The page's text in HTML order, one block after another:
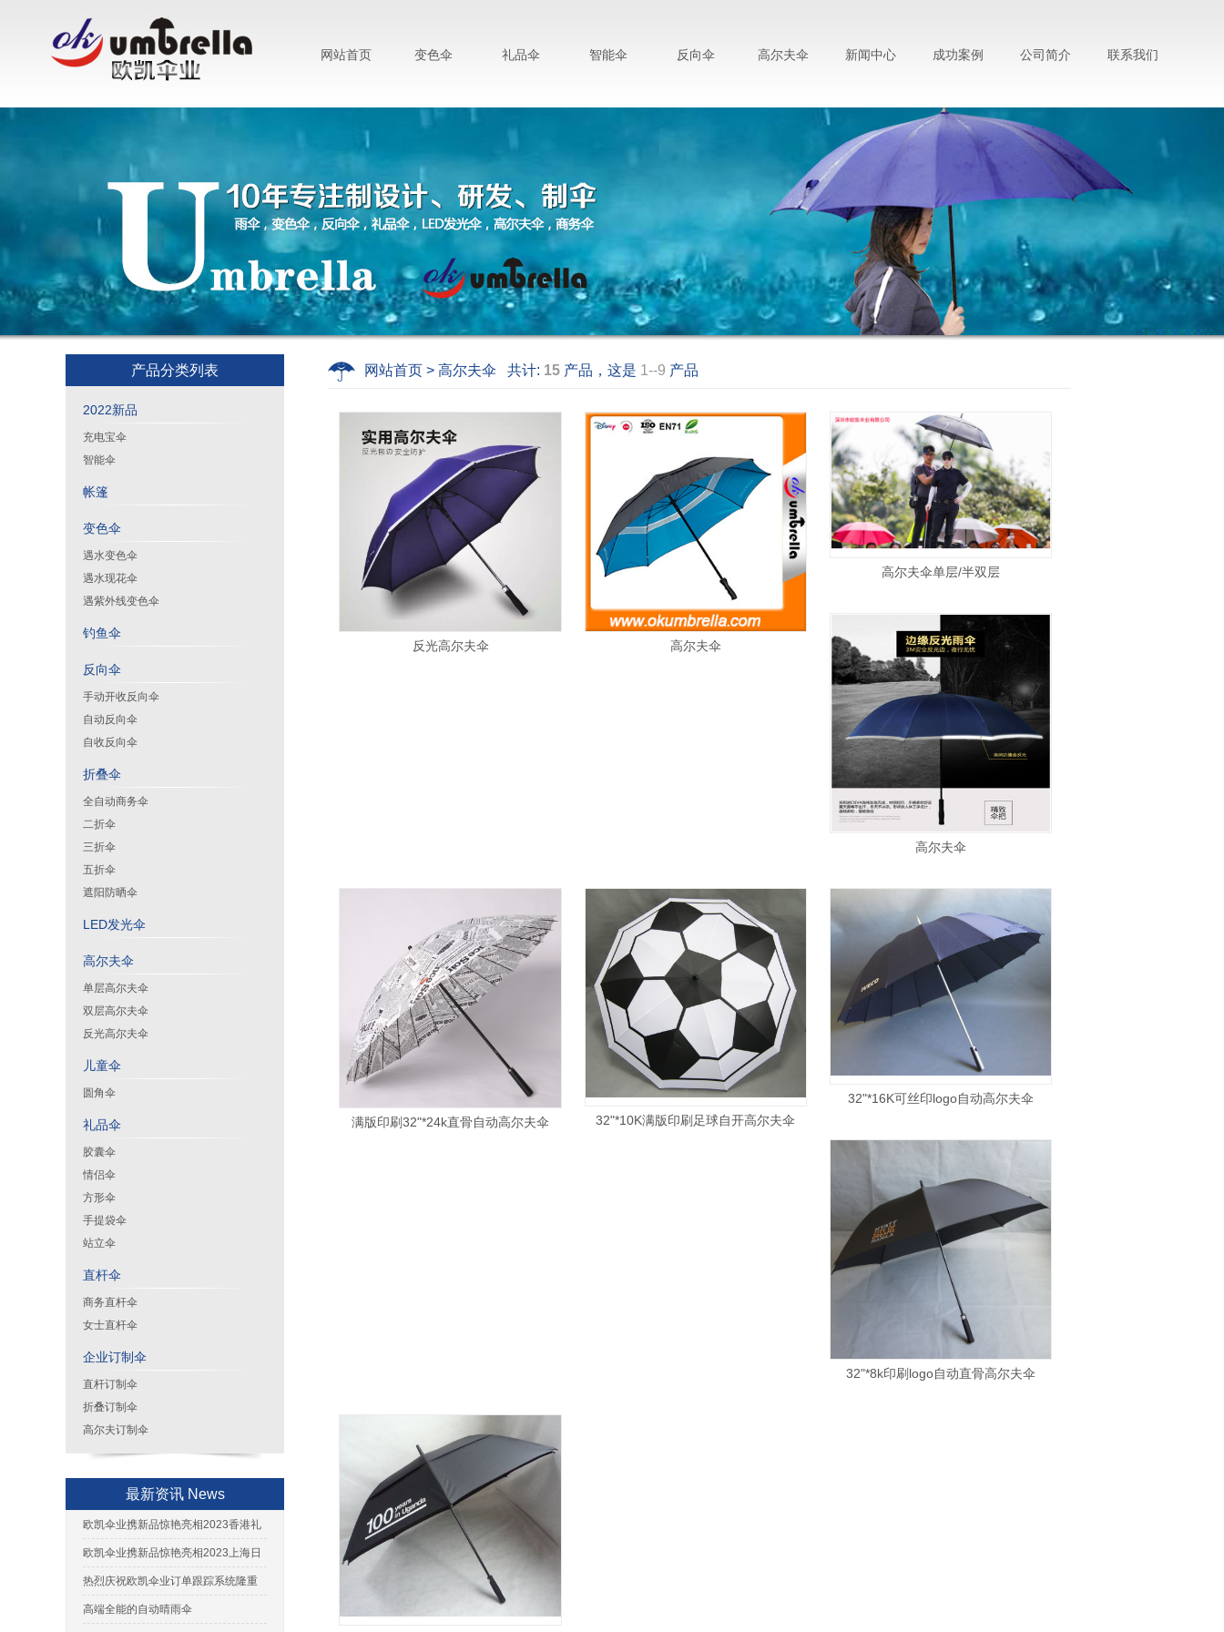
网站首页 变色伞 礼品伞 智能伞 反向伞 高尔夫伞 新闻中心 成功案例 公司简介 联系我们
产品分类列表
2022新品
充电宝伞
智能伞
帐篷
变色伞
遇水变色伞
遇水现花伞
遇紫外线变色伞
钓鱼伞
反向伞
手动开收反向伞
自动反向伞
自收反向伞
折叠伞
全自动商务伞
二折伞
三折伞
五折伞
遮阳防晒伞
LED发光伞
高尔夫伞
单层高尔夫伞
双层高尔夫伞
反光高尔夫伞
儿童伞
圆角伞
礼品伞
胶囊伞
情侣伞
方形伞
手提袋伞
站立伞
直杆伞
商务直杆伞
女士直杆伞
企业订制伞
直杆订制伞
折叠订制伞
高尔夫订制伞
最新资讯 News
欧凯伞业携新品惊艳亮相2023香港礼
品展
欧凯伞业携新品惊艳亮相2023上海日
用百货展
热烈庆祝欧凯伞业订单跟踪系统隆重
上线
高端全能的自动晴雨伞
网站首页 > 高尔夫伞 共计: 15 产品，这是 1--9 产品
反光高尔夫伞 高尔夫伞
高尔夫伞单层/半双层
高尔夫伞
满版印刷32"*24k直骨自动高尔夫伞 32"*10K满版印刷足球自开高尔夫伞
32"*16K可丝印logo自动高尔夫伞
32"*8k印刷logo自动直骨高尔夫伞